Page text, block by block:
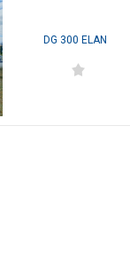
DG 300 ELAN